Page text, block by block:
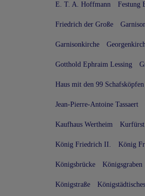
E. T. A. Hoffmann Festung
Friedrich der Große
Garnisonkirche
Gotthold Ephraim Lessing
Haus mit den 99 Schafsköpfen
Jean-Pierre-Antoine Tassaert
Kaufhaus Wertheim
König Friedrich II. König
Königsbrücke Königsgraben
Königstraße